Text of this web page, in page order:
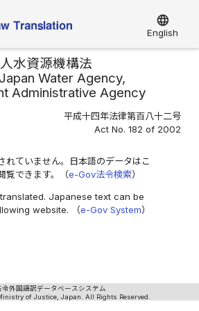
language
English
水資源機構法
Water Agency,
Administrative Agency
平成十四年法律第百八十二号
Act No. 182 of 2002
れていません。日本語のデータはこ
覧できます。（e-Gov法令検索）
Japanese text can be
website. （e-Gov System）
令外国語訳データベースシステム
of Justice, Japan. All Rights Reserved.